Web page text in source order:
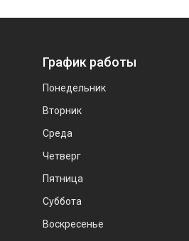
График работы
Понедельник
Вторник
Среда
Четверг
Пятница
Суббота
Воскресенье